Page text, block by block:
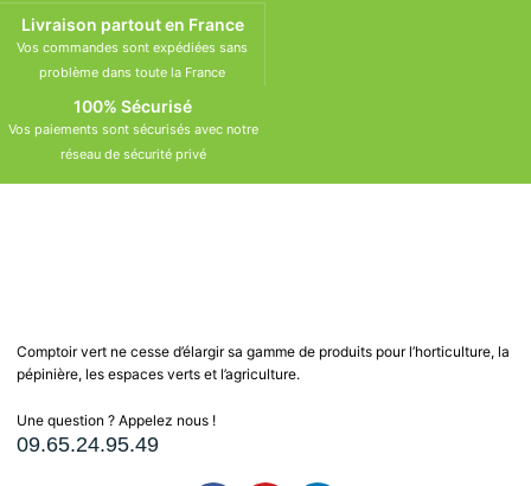
Livraison partout en France
Vos commandes sont expédiées sans
problème dans toute la France
100% Sécurisé
Vos paiements sont sécurisés avec notre
réseau de sécurité privé
Comptoir vert ne cesse d’élargir sa gamme de produits pour l’horticulture, la
pépinière, les espaces verts et l’agriculture.
Une question ? Appelez nous !
09.65.24.95.49